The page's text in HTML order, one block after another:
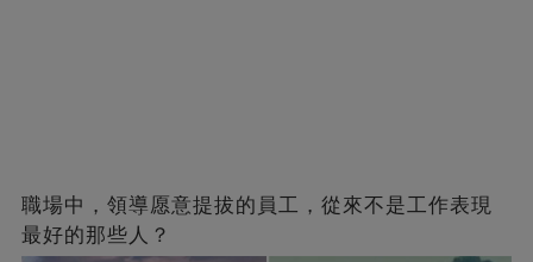
職場中，領導愿意提拔的員工，從來不是工作表現
最好的那些人？